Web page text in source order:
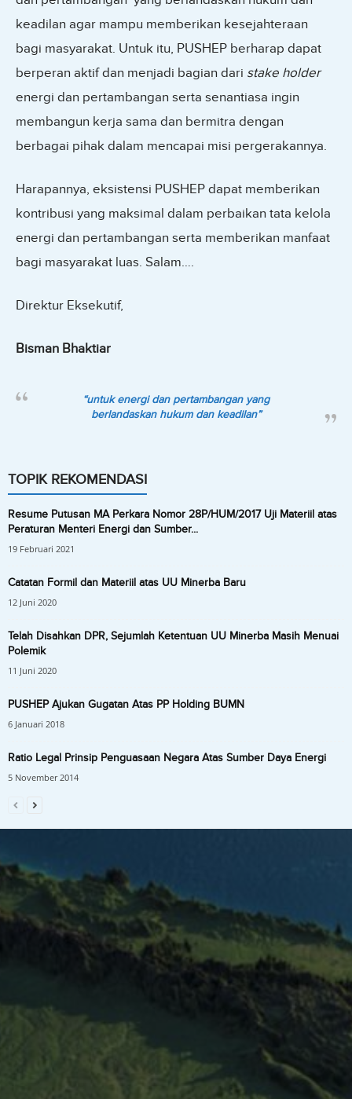
keadilan agar mampu memberikan kesejahteraan
bagi masyarakat. Untuk itu, PUSHEP berharap dapat
berperan aktif dan menjadi bagian dari stake holder
energi dan pertambangan serta senantiasa ingin
membangun kerja sama dan bermitra dengan
berbagai pihak dalam mencapai misi pergerakannya.
Harapannya, eksistensi PUSHEP dapat memberikan
kontribusi yang maksimal dalam perbaikan tata kelola
energi dan pertambangan serta memberikan manfaat
bagi masyarakat luas. Salam….
Direktur Eksekutif,
Bisman Bhaktiar
“untuk energi dan pertambangan yang
berlandaskan hukum dan keadilan”
TOPIK REKOMENDASI
Resume Putusan MA Perkara Nomor 28P/HUM/2017 Uji Materiil atas
Peraturan Menteri Energi dan Sumber...
19 Februari 2021
Catatan Formil dan Materiil atas UU Minerba Baru
12 Juni 2020
Telah Disahkan DPR, Sejumlah Ketentuan UU Minerba Masih Menuai
Polemik
11 Juni 2020
PUSHEP Ajukan Gugatan Atas PP Holding BUMN
6 Januari 2018
Ratio Legal Prinsip Penguasaan Negara Atas Sumber Daya Energi
5 November 2014